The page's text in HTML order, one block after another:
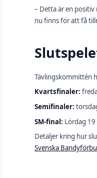
– Detta är en
nu finns för att få
Tävlingskommittén
Kvartsfinaler:
Semifinaler:
SM-final: Lördag 19
Detaljer kring hur
Svenska